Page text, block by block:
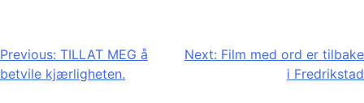
Innleggsnavigasjon
Previous: TILLAT MEG å
betvile kjærligheten.
Next: Film med ord er tilbake
i Fredrikstad